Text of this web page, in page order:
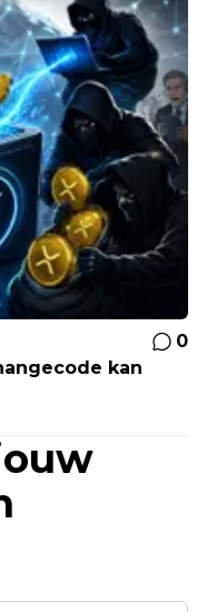
0
kan